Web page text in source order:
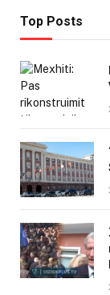
Top Posts